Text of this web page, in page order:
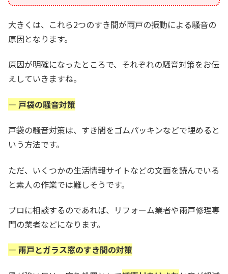
大きくは、これら2つのすき間が雨戸の振動による騒音の
原因となります。
原因が明確になったところで、それぞれの騒音対策をお伝
えしていきますね。
— 戸袋の騒音対策
戸袋の騒音対策は、すき間をゴムパッキンなどで埋めると
いう方法です。
ただ、いくつかの生活情報サイトなどの文面を読んでいる
と素人の作業では難しそうです。
プロに相談するのであれば、リフォーム業者や雨戸修理専
門の業者などになります。
— 雨戸とガラス窓のすき間の対策